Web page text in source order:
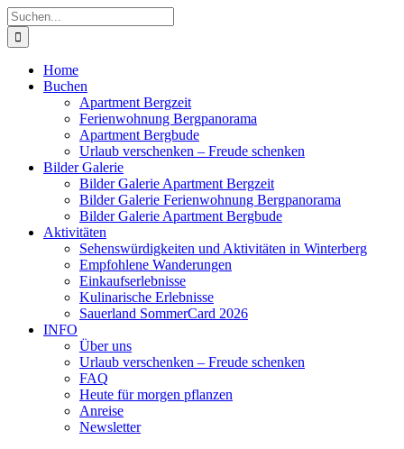
Zum
Inhalt
springen
Suche
nach:
Home
Buchen
Apartment Bergzeit
Ferienwohnung Bergpanorama
Apartment Bergbude
Urlaub verschenken – Freude schenken
Bilder Galerie
Bilder Galerie Apartment Bergzeit
Bilder Galerie Ferienwohnung Bergpanorama
Bilder Galerie Apartment Bergbude
Aktivitäten
Sehenswürdigkeiten und Aktivitäten in Winterberg
Empfohlene Wanderungen
Einkaufserlebnisse
Kulinarische Erlebnisse
Sauerland SommerCard 2026
INFO
Über uns
Urlaub verschenken – Freude schenken
FAQ
Heute für morgen pflanzen
Anreise
Newsletter